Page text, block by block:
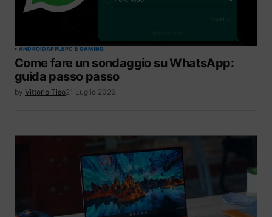
ANDROIDAPPLEPC E GAMING
Come fare un sondaggio su WhatsApp:
guida passo passo
by Vittorio Tiso21 Luglio 2026